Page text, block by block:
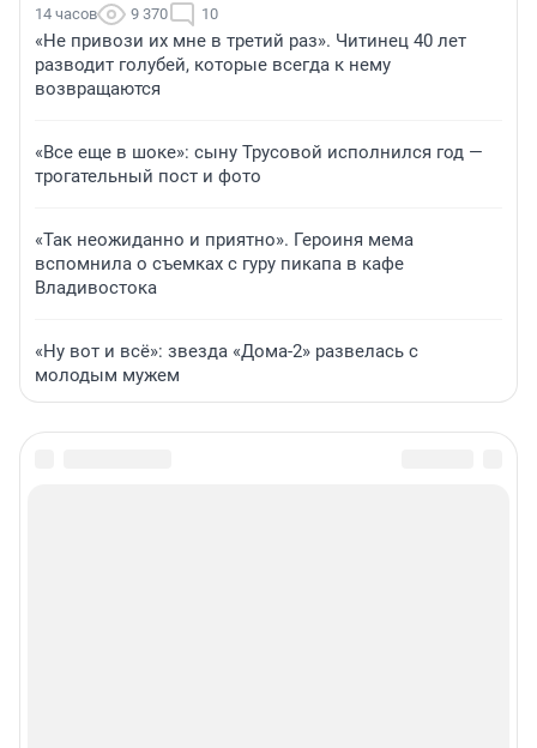
14 часов 9 370 10
«Не привози их мне в третий раз». Читинец 40 лет
разводит голубей, которые всегда к нему
возвращаются
«Все еще в шоке»: сыну Трусовой исполнился год —
трогательный пост и фото
«Так неожиданно и приятно». Героиня мема
вспомнила о съемках с гуру пикапа в кафе
Владивостока
«Ну вот и всё»: звезда «Дома-2» развелась с
молодым мужем